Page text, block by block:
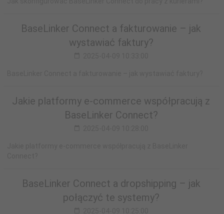
BaseLinker Connect a fakturowanie – jak
wystawiać faktury?
Jakie platformy e-commerce współpracują z
BaseLinker Connect?
BaseLinker Connect a dropshipping – jak
połączyć te systemy?